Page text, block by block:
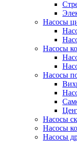
Насосы
Насосы
Насосы
Насосы
Насосы
Насосы